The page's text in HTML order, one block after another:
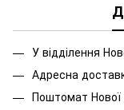
У відділення
Адресна
Поштомат